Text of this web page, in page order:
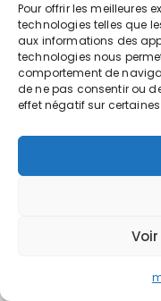
Pour offrir les meilleures
technologies telles que
aux informations des
technologies nous
comportement de
de ne pas consentir ou
effet négatif sur
IT-Marketing
Juridique
Patrimoine
Social-RH